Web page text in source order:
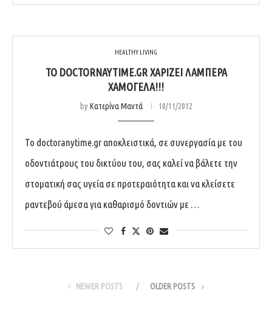
HEALTHY LIVING
TO DOCTORNAYTIME.GR ΧΑΡΊΖΕΙ ΛΑΜΠΕΡΆ
ΧΑΜΌΓΕΛΑ!!!
byΚατερίνα Μαντά 10/11/2012
Το doctoranytime.gr αποκλειστικά, σε συνεργασία με του
οδοντιάτρους του δικτύου του, σας καλεί να βάλετε την
στοματική σας υγεία σε προτεραιότητα και να κλείσετε
ραντεβού άμεσα για καθαρισμό δοντιών με …
NEWER POSTS OLDER POSTS